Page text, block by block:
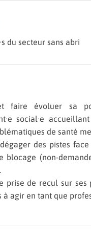
du secteur sans abri
faire évoluer sa
social·e
de santé
des pistes
blocage (non-
prise de recul sur ses
à agir en tant que